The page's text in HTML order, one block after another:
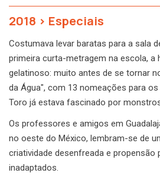
2018 > Especiais
Costumava levar baratas para a sala
primeira curta-metragem na escola, a
gelatinoso: muito antes de se tornar
da Água", com 13 nomeações para os
Toro já estava fascinado por
Os professores e amigos em
no oeste do México, lembram-se de
criatividade desenfreada e propensão
inadaptados.